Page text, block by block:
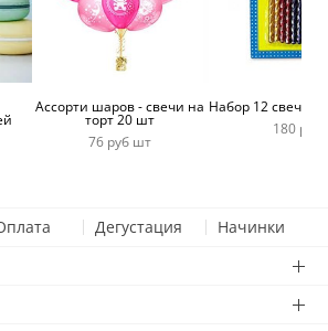
Ассорти шаров - свечи на
торт 20 шт
76 руб шт
Набор 12 свечей
180 руб
Дегустация Начинки